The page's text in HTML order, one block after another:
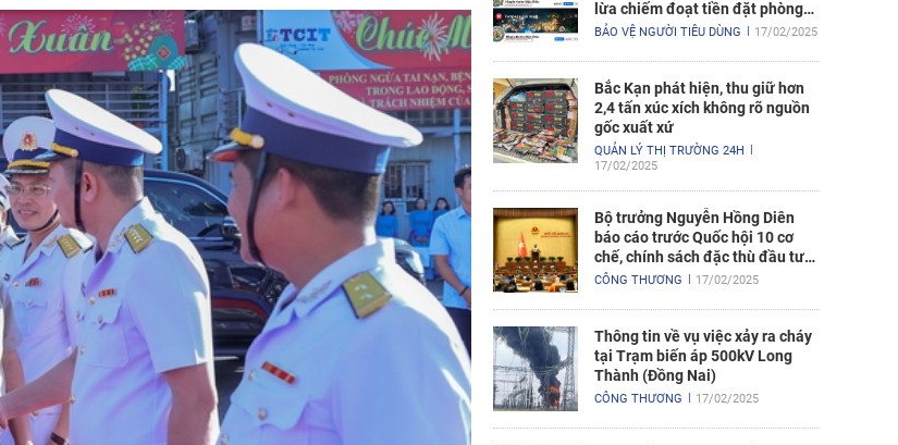
lừa chiếm đoạt tiền đặt phòng
nghỉ
BẢO VỆ NGƯỜI TIÊU DÙNG 17/02/2025
Bắc Kạn phát hiện, thu giữ hơn
2,4 tấn xúc xích không rõ nguồn
gốc xuất xứ
QUẢN LÝ THỊ TRƯỜNG 24H
17/02/2025
Bộ trưởng Nguyễn Hồng Diên
báo cáo trước Quốc hội 10 cơ
chế, chính sách đặc thù đầu tư
xây dựng Dự án điện hạt nhân
CÔNG THƯƠNG 17/02/2025
Thông tin về vụ việc xảy ra cháy
tại Trạm biến áp 500kV Long
Thành (Đồng Nai)
CÔNG THƯƠNG 17/02/2025